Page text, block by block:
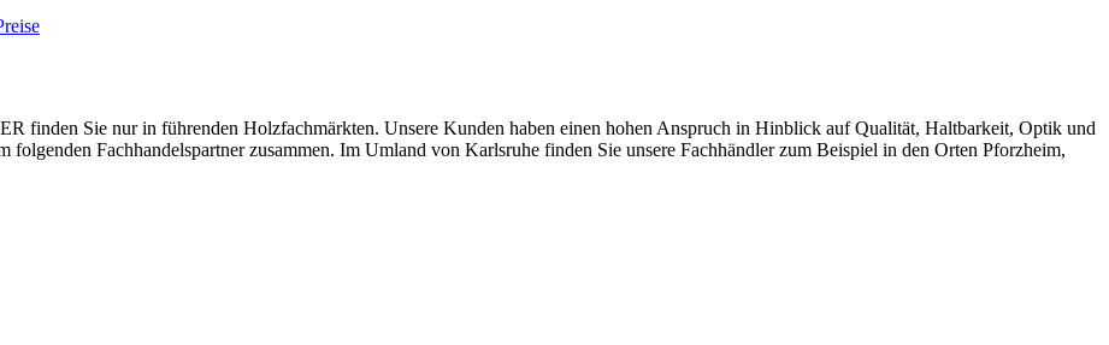
finden Sie nur in führenden Holzfachmärkten. Unsere Kunden haben einen hohen Anspruch in Hinblick auf Qualität, Haltbarkeit, Optik und
Fachhandelspartner zusammen. Im Umland von Karlsruhe finden Sie unsere Fachhändler zum Beispiel in den Orten Pforzheim,